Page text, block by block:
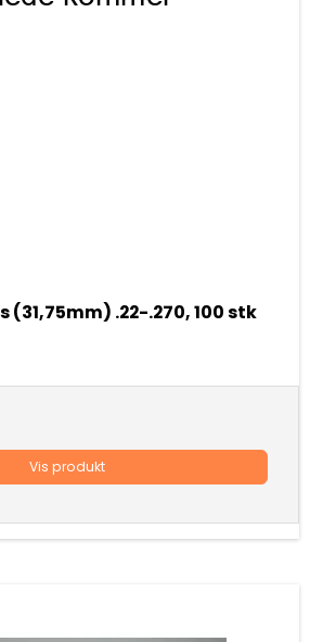
(31,75mm) .22-.270, 100 stk
Vis produkt